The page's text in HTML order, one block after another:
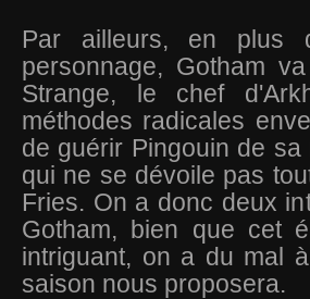
Par ailleurs, en plus
personnage, Gotham
Strange, le chef
méthodes radicales
de guérir Pingouin de
qui ne se dévoile pas
Fries. On a donc deux
Gotham, bien que cet
intriguant, on a du mal
saison nous proposera.